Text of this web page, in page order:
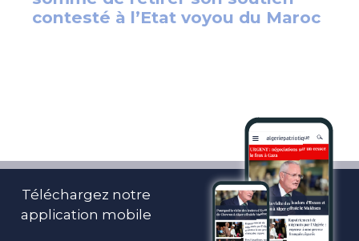
Téléchargez notre
application mobile